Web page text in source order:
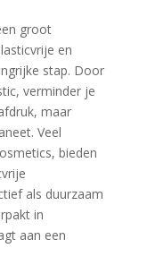
groot
en
stap. Door
verminder je
maar
Veel
bieden
als duurzaam
in
aan een